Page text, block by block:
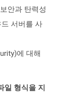
안과 탄력성
서버를 사
에 대해
일 형식을 지